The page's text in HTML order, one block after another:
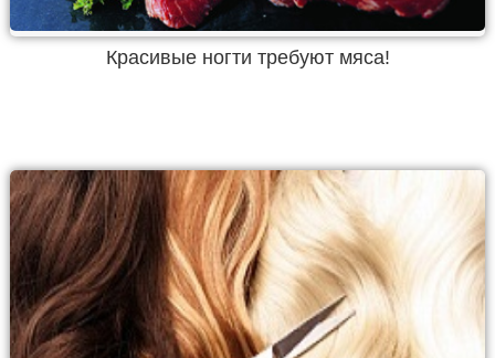
Красивые ногти требуют мяса!